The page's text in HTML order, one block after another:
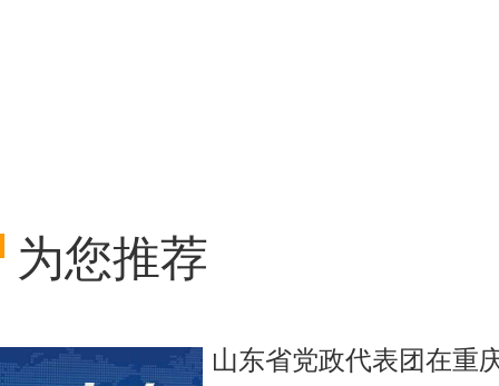
为您推荐
山东省党政代表团在重